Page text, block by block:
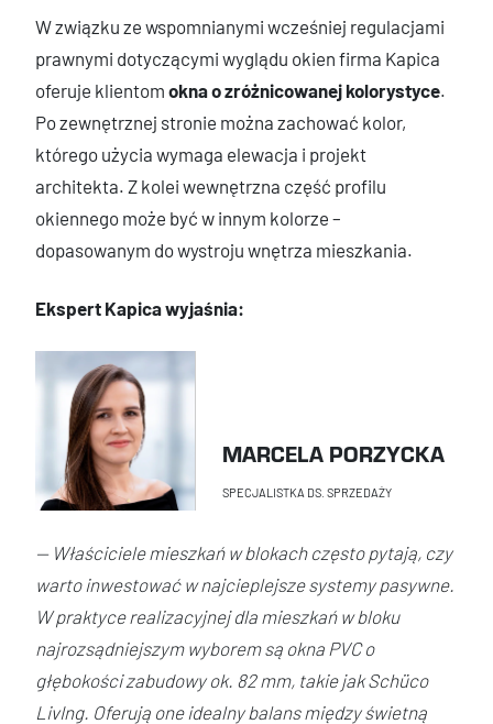
W związku ze wspomnianymi wcześniej regulacjami
prawnymi dotyczącymi wyglądu okien firma Kapica
oferuje klientom okna o zróżnicowanej kolorystyce.
Po zewnętrznej stronie można zachować kolor,
którego użycia wymaga elewacja i projekt
architekta. Z kolei wewnętrzna część profilu
okiennego może być w innym kolorze –
dopasowanym do wystroju wnętrza mieszkania.
Ekspert Kapica wyjaśnia:
MARCELA PORZYCKA
SPECJALISTKA DS. SPRZEDAŻY
— Właściciele mieszkań w blokach często pytają, czy
warto inwestować w najcieplejsze systemy pasywne.
W praktyce realizacyjnej dla mieszkań w bloku
najrozsądniejszym wyborem są okna PVC o
głębokości zabudowy ok. 82 mm, takie jak Schüco
LivIng. Oferują one idealny balans między świetną